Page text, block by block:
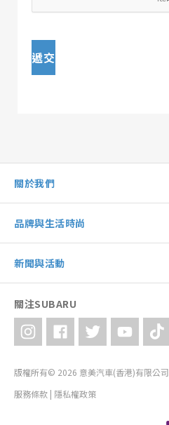
遞交
關於我們
品牌與生活時尚
新聞與活動
關注SUBARU
版權所有© 2026 意美汽車(香港)有限公司
服務條款 | 隱私權政策